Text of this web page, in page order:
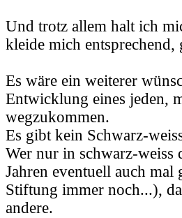
Und trotz allem halt ich
kleide mich
Es wäre ein weiterer
Entwicklung eines jeden,
wegzukommen.
Es gibt kein Schwarz-
Wer nur in schwarz-weiss
Jahren eventuell auch mal
Stiftung immer noch...),
andere.